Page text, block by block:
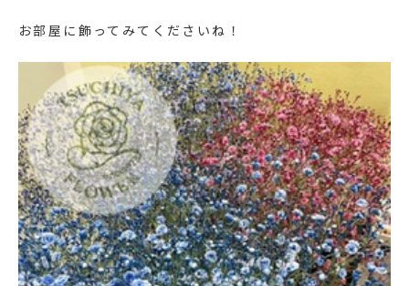
お部屋に飾ってみてくださいね！